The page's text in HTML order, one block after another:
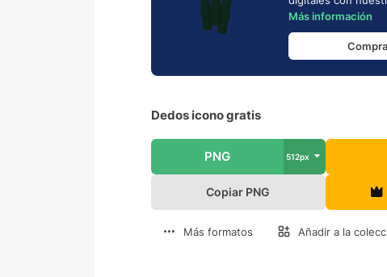
Más información
Dedos icono gratis
PNG 512px
Copiar PNG
Más formatos Añadir a la